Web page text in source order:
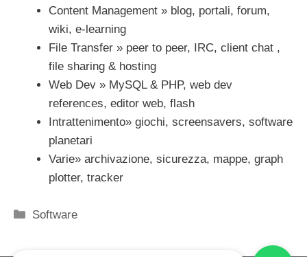
Content Management » blog, portali, forum,
wiki, e-learning
File Transfer » peer to peer, IRC, client chat ,
file sharing & hosting
Web Dev » MySQL & PHP, web dev
references, editor web, flash
Intrattenimento» giochi, screensavers, software
planetari
Varie» archivazione, sicurezza, mappe, graph
plotter, tracker
Categorie
Software